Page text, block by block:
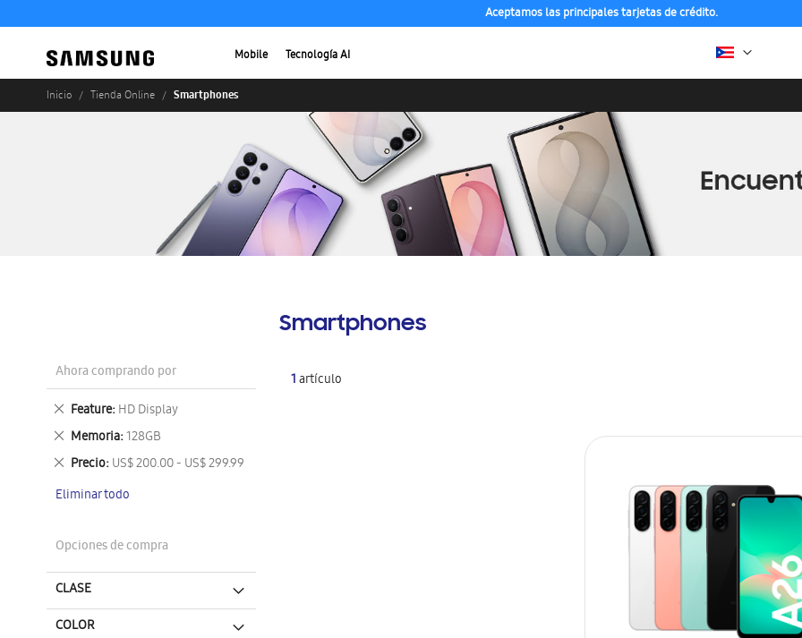
Aceptamos las principales tarjetas de crédito.
Mobile Tecnología AI
Inicio Tienda Online Smartphones
Smartphones
1artículo
Ahora comprando por
Feature HD Display
Eliminar
este
artículo
Memoria 128GB
Eliminar
este
artículo
Precio US$ 200.00 - US$ 299.99
Eliminar
artículo
Eliminar todo
Opciones de compra
CLASE
COLOR